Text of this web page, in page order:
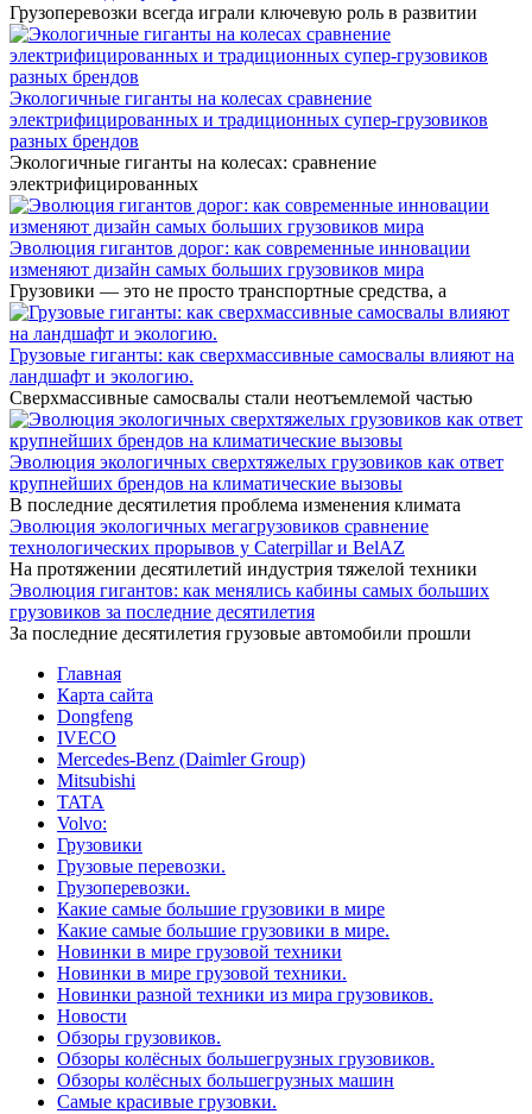
Грузоперевозки всегда играли ключевую роль в развитии
Экологичные гиганты на колесах сравнение
электрифицированных и традиционных супер-грузовиков
разных брендов
Экологичные гиганты на колесах: сравнение
электрифицированных
Эволюция гигантов дорог: как современные инновации
изменяют дизайн самых больших грузовиков мира
Грузовики — это не просто транспортные средства, а
Грузовые гиганты: как сверхмассивные самосвалы влияют на
ландшафт и экологию.
Сверхмассивные самосвалы стали неотъемлемой частью
Эволюция экологичных сверхтяжелых грузовиков как ответ
крупнейших брендов на климатические вызовы
В последние десятилетия проблема изменения климата
Эволюция экологичных мегагрузовиков сравнение
технологических прорывов у Caterpillar и BelAZ
На протяжении десятилетий индустрия тяжелой техники
Эволюция гигантов: как менялись кабины самых больших
грузовиков за последние десятилетия
За последние десятилетия грузовые автомобили прошли
Главная
Карта сайта
Dongfeng
IVECO
Mercedes-Benz (Daimler Group)
Mitsubishi
TATA
Volvo:
Грузовики
Грузовые перевозки.
Грузоперевозки.
Какие самые большие грузовики в мире
Какие самые большие грузовики в мире.
Новинки в мире грузовой техники
Новинки в мире грузовой техники.
Новинки разной техники из мира грузовиков.
Новости
Обзоры грузовиков.
Обзоры колёсных большегрузных грузовиков.
Обзоры колёсных большегрузных машин
Самые красивые грузовки.